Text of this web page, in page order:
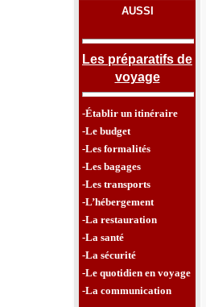
AUSSI
Les préparatifs de
voyage
-Établir un itinéraire
-Le budget
-Les formalités
-Les bagages
-Les transports
-L’hébergement
-La restauration
-La santé
-La sécurité
-Le quotidien en voyage
-La communication